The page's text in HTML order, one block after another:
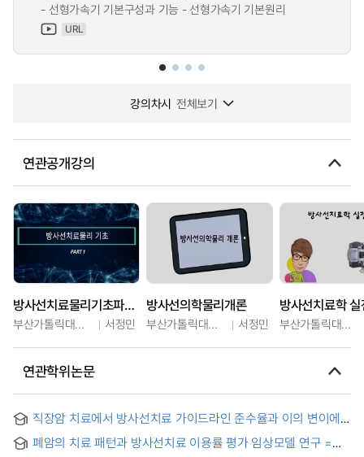
- 선형가속기 기본구성과 기능 - 선형가속기 기본원리
URL
강의차시 전체보기
연관공개강의
방사선치료물리기초파트1
부산가톨릭대학교 서정민
방사선의학물리개론
부산가톨릭대학교 서정민
방사선치료학
부산가톨릭대학교
연관학위논문
직장암 치료에서 방사선치료 가이드라인 준수율과 이의 변이에
2005-2016
폐암의 치료 패턴과 방사선치료 이용률 평가 임상모델 연구 =